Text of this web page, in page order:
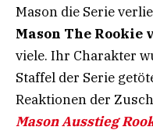
Mason die Serie
Mason The Rookie
viele. Ihr Charakter
Staffel der Serie
Reaktionen der
Mason Ausstieg